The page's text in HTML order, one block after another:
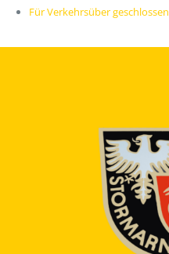
Für Verkehrsüber geschlossen